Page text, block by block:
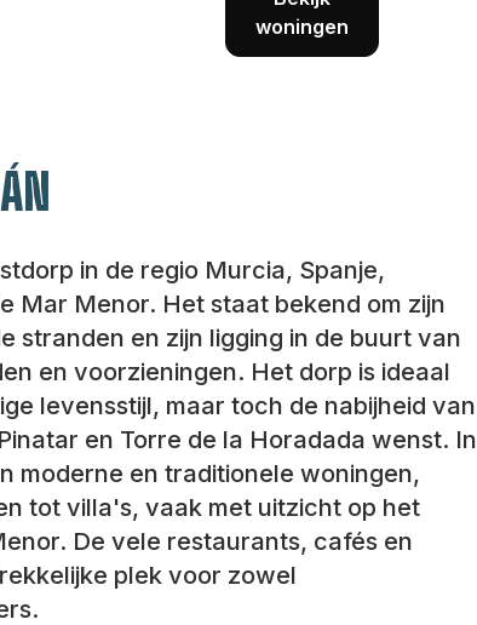
woningen
in de regio Murcia, Spanje,
Mar Menor. Het staat bekend om zijn
stranden en zijn ligging in de buurt van
en voorzieningen. Het dorp is ideaal
levensstijl, maar toch de nabijheid van
en Torre de la Horadada wenst. In
moderne en traditionele woningen,
tot villa's, vaak met uitzicht op het
De vele restaurants, cafés en
plek voor zowel